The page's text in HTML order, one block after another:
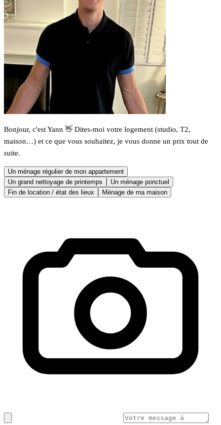
Bonjour, c'est Yann 👋 Dites-moi votre logement (studio, T2,
maison…) et ce que vous souhaitez, je vous donne un prix tout de
suite.
Un ménage régulier de mon appartement
Un grand nettoyage de printemps
Un ménage ponctuel
Fin de location / état des lieux
Ménage de ma maison